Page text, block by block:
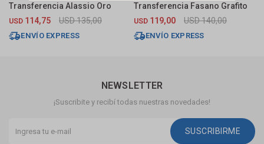
Transferencia Alassio Oro
USD 114,75 USD135,00
ENVÍO EXPRESS
Transferencia Fasano Grafito
USD 119,00 USD140,00
ENVÍO EXPRESS
NEWSLETTER
¡Suscribite y recibí todas nuestras novedades!
SUSCRIBIRME